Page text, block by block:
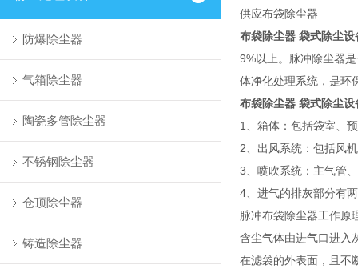
防爆除尘器
气箱除尘器
陶瓷多管除尘器
不锈钢除尘器
仓顶除尘器
铸造除尘器
供应布袋除尘器
布袋除尘器 袋式除尘设
9%以上。脉冲除尘器
体净化处理系统，是环
布袋除尘器 袋式除尘
1、箱体：包括袋室、
2、出风系统：包括风
3、喷吹系统：主气管
4、进气的排灰部分有
脉冲布袋除尘器工作原
含尘气体由进气口进入
在滤袋的外表面，且不